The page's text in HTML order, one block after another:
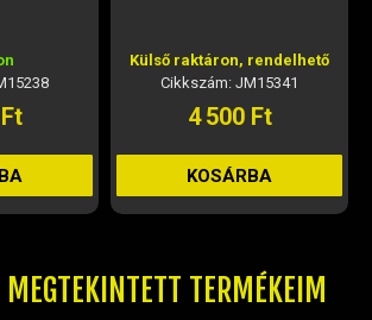
Külső raktáron, rendelhető
Cikkszám: JM15341
4 500 Ft
KOSÁRBA
MEGTEKINTETT TERMÉKEIM